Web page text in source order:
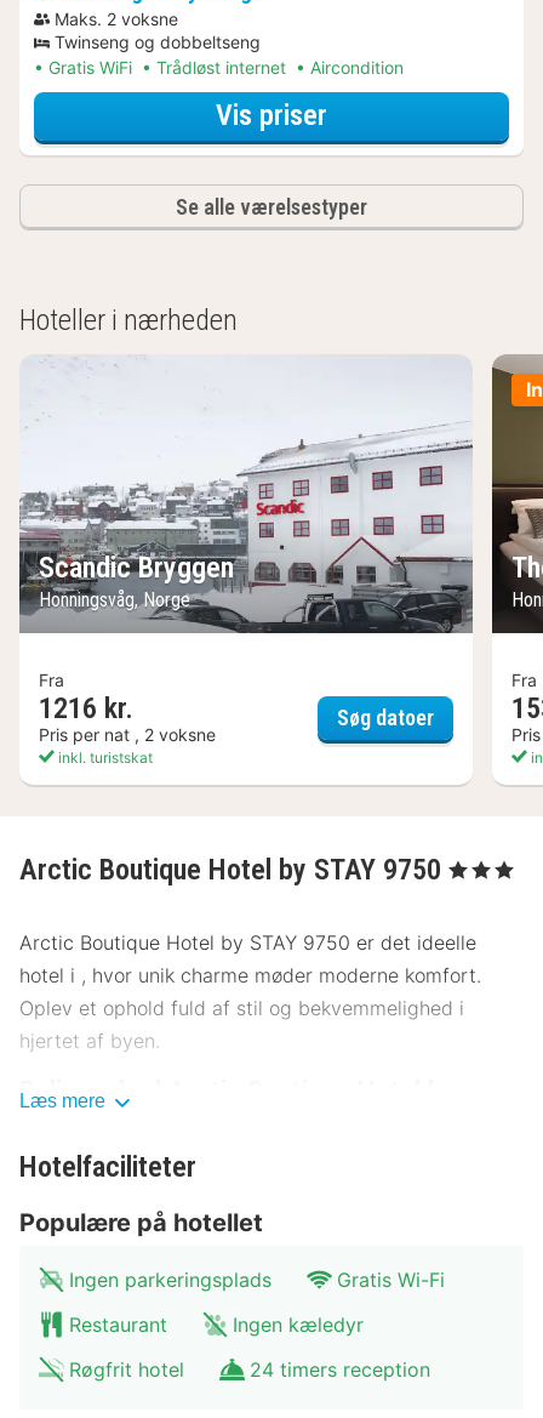
Maks. 2 voksne
Twinseng og dobbeltseng
Gratis WiFi
Trådløst internet Aircondition
Vis priser
Se alle værelsestyper
Hoteller i nærheden
Scandic Bryggen
Honningsvåg, Norge
Fra
1216 kr.
Pris per nat , 2 voksne
inkl. turistskat
Søg datoerScandic
Fra
Arctic Boutique Hotel by STAY 9750 , 3 Stjerner
Arctic Boutique Hotel by STAY 9750 er det ideelle
hotel i , hvor unik charme møder moderne komfort.
Oplev et ophold fuld af stil og bekvemmelighed i
hjertet af byen.
Beliggenhed Arctic Boutique Hotel by
Hotellet ligger centralt i , kun få skridt fra byens
og kulturelle attraktioner, og nyd den nemme adgang
til offentlig transport som bus og tog. Parkering er
også tilgængelig for gæster, der rejser i bil.
Byens Torv: 150 meter
Museum for Moderne Kunst: 300 meter
Læs mere
Hotelfaciliteter
Populære på hotellet
Ingen parkeringsplads
Gratis Wi-Fi
Restaurant
Ingen kæledyr
Røgfrit hotel
24 timers reception